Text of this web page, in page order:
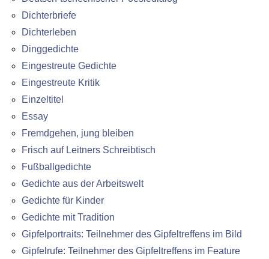
Dichterbriefe
Dichterleben
Dinggedichte
Eingestreute Gedichte
Eingestreute Kritik
Einzeltitel
Essay
Fremdgehen, jung bleiben
Frisch auf Leitners Schreibtisch
Fußballgedichte
Gedichte aus der Arbeitswelt
Gedichte für Kinder
Gedichte mit Tradition
Gipfelportraits: Teilnehmer des Gipfeltreffens im Bild
Gipfelrufe: Teilnehmer des Gipfeltreffens im Feature